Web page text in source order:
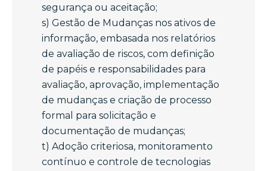
segurança ou aceitação;
s) Gestão de Mudanças nos ativos de
informação, embasada nos relatórios
de avaliação de riscos, com definição
de papéis e responsabilidades para
avaliação, aprovação, implementação
de mudanças e criação de processo
formal para solicitação e
documentação de mudanças;
t) Adoção criteriosa, monitoramento
contínuo e controle de tecnologias